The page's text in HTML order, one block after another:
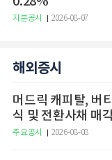
지분공시 2026-08-07
해외증시
머드릭 캐피탈, 버
식 및 전환사채 매
주요공시 2026-08-08